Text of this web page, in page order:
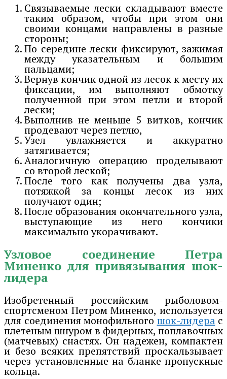
Связываемые лески складывают вместе
таким образом, чтобы при этом они
своими концами направлены в разные
стороны;
По середине лески фиксируют, зажимая
между указательным и большим
пальцами;
Вернув кончик одной из лесок к месту их
фиксации, им выполняют обмотку
полученной при этом петли и второй
лески;
Выполнив не меньше 5 витков, кончик
продевают через петлю,
Узел увлажняется и аккуратно
затягивается;
Аналогичную операцию проделывают
со второй леской;
После того как получены два узла,
потяжкой за концы лесок из них
получают один;
После образования окончательного узла,
выступающие из него кончики
максимально укорачивают.
Узловое соединение Петра
Миненко для привязывания шок-
лидера
Изобретенный российским рыболовом-
спортсменом Петром Миненко, используется
для соединения монофильногошок-лидерас
плетеным шнуром в фидерных, поплавочных
(матчевых) снастях. Он надежен, компактен
и безо всяких препятствий проскальзывает
через установленные на бланке пропускные
кольца.